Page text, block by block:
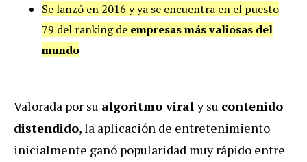
Se lanzó en 2016 y ya se encuentra en el puesto
79 del ranking de empresas más valiosas del
mundo
Valorada por su algoritmo viraly su contenido
distendido, la aplicación de entretenimiento
inicialmente ganó popularidad muy rápido entre